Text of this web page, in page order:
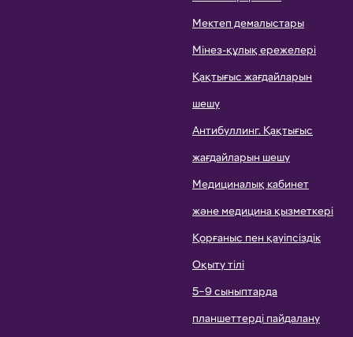
Мектеп демалыстары
Мінез-құлық ережелері
Қақтығыс жағдайларын
шешу
Антибуллинг. Қақтығыс
жағдайларын шешу
Медициналық кабинет
және медицина қызметкері
Қорғаныс пен қауіпсіздік
Оқыту тілі
5–9 сыныптарда
планшеттерді пайдалану